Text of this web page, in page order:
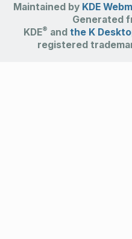
Maintained by KDE
Generated
KDE® and the K
registered